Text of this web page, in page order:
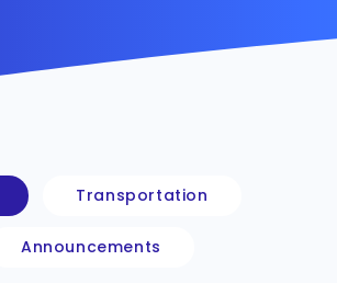
Transportation
Announcements